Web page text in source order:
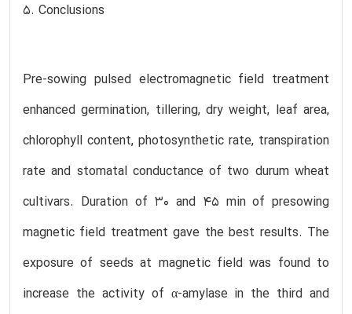
5. Conclusions
Pre-sowing pulsed electromagnetic field treatment
enhanced germination, tillering, dry weight, leaf area,
chlorophyll content, photosynthetic rate, transpiration
rate and stomatal conductance of two durum wheat
cultivars. Duration of 30 and 45 min of presowing
magnetic field treatment gave the best results. The
exposure of seeds at magnetic field was found to
increase the activity of α-amylase in the third and